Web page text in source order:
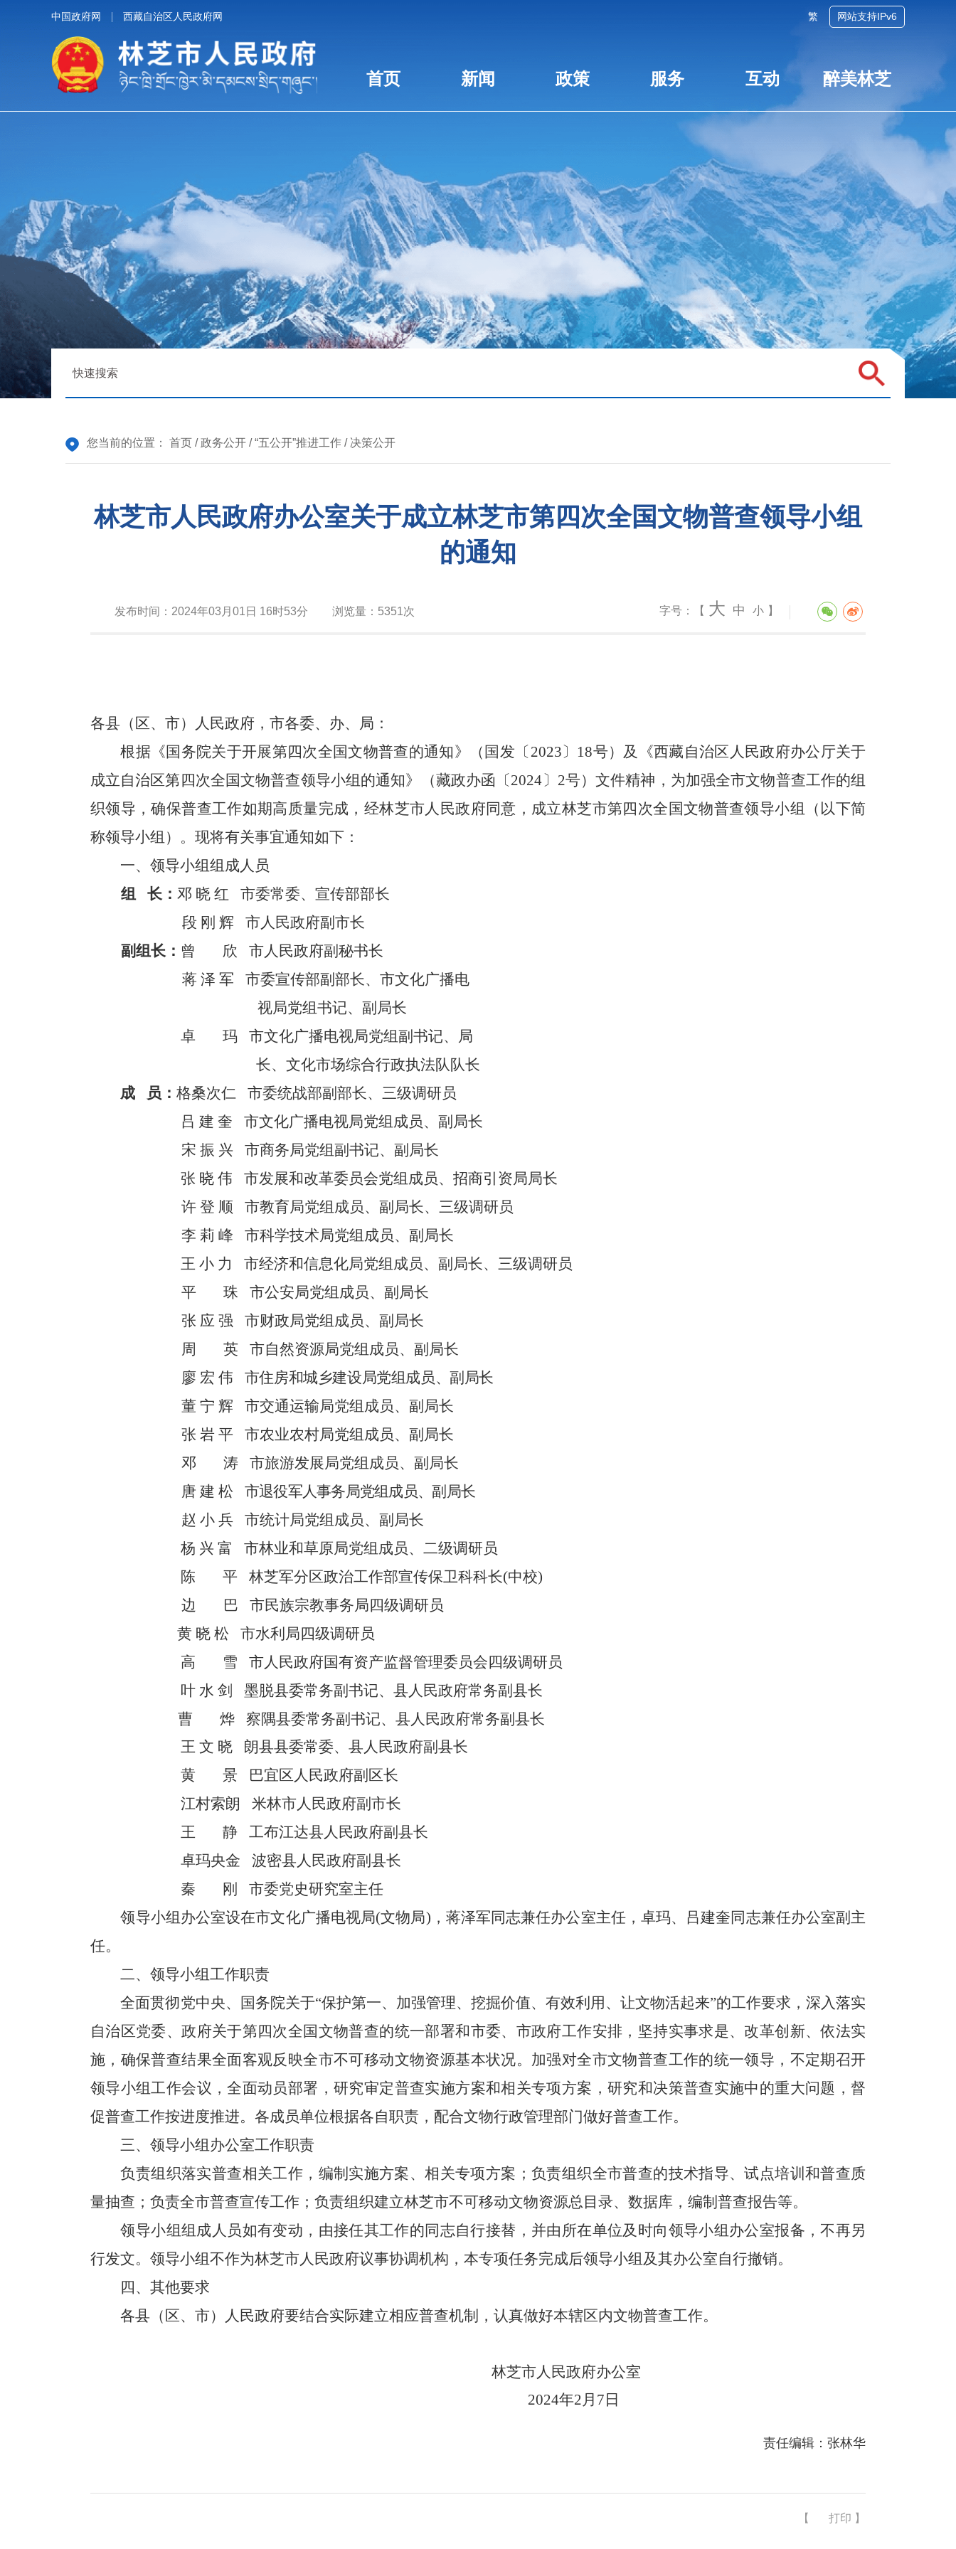
中国政府网 西藏自治区人民政府网 繁 网站支持IPv6
首页 新闻 政策 服务 互动 醉美林芝
您当前的位置： 首页 /政务公开 /“五公开”推进工作 / 决策公开
林芝市人民政府办公室关于成立林芝市第四次全国文物普查领导小组
的通知
发布时间： 2024年03月01日 16时53分 浏览量： 5351次 字号：【 大 中 小 】
各县（区、市）人民政府，市各委、办、局：
根据《国务院关于开展第四次全国文物普查的通知》（国发〔 2023〕 18号）及《西藏自治区人民政府办公厅关于
成立自治区第四次全国文物普查领导小组的通知》（藏政办函〔2024〕 2号）文件精神，为加强全市文物普查工作的组
织领导，确保普查工作如期高质量完成，经林芝市人民政府同意，成立林芝市第四次全国文物普查领导小组（以下简
称领导小组）。现将有关事宜通知如下：
一、领导小组组成人员
组
长： 邓 晓 红 市委常委、宣传部部长
段 刚 辉
市人民政府副市长
副组长： 曾 欣 市人民政府副秘书长
蒋 泽 军
市委宣传部副部长、 市文化广播电
视局党组书记、副局长
卓
玛
市文化广播电视局党组副书记、局
长、文化市场综合行政执法队队长
成
员：格桑次仁 市委统战部副部长、三级调研员
吕 建 奎
市文化广播电视局党组成员、副局长
宋 振 兴 市商务局党组副书记、副局长
张 晓 伟
市发展和改革委员会党组成员、招商引资局局长
许 登 顺
市教育局党组成员、副局长、三级调研员
李 莉 峰
市科学技术局党组成员、副局长
王 小 力
市经济和信息化局党组成员、副局长、三级调研员
平
珠 市公安局党组成员、副局长
张 应 强 市财政局党组成员、副局长
周
英
市自然资源局党组成员、副局长
廖 宏 伟
市住房和城乡建设局党组成员、副局长
董 宁 辉
市交通运输局党组成员、副局长
张 岩 平 市农业农村局党组成员、副局长
邓
涛 市旅游发展局党组成员、副局长
唐 建 松 市退役军人事务局党组成员、副局长
赵 小 兵
市统计局党组成员、副局长
杨 兴 富
市林业和草原局党组成员、二级调研员
陈
平 林芝军分区政治工作部宣传保卫科科长(中校)
边
巴 市民族宗教事务局四级调研员
黄 晓 松 市水利 局四级调研员
高
雪 市人民政府国有资产监督管理委员会四级调研员
叶 水 剑
墨脱县委常务副书记、县人民政府常务副县长
曹
烨
察隅县委常务副书记、县人民政府常务副县长
王 文 晓
朗县县委常委、县人民政府副县长
黄
景
巴宜区人民政府副区长
江村索朗
米林市人民政府副市长
王
静
工布江达县人民政府副县长
卓玛央金
波密县人民政府副县长
秦
刚
市委党史研究室主任
领导小组办公室设在市文化广播电视局(文物局) ，蒋泽军同志兼任办公室主任，卓玛、吕建奎同志兼任办公室副主
任。
二、领导小组工作职责
全面贯彻党中央、国务院关于“保护第一、加强管理、挖掘价值、有效利用、让文物活起来”的工作要求，深入落实
自治区党委、政府关于第四次全国文物普查的统一部署和市委、市政府工作安排，坚持实事求是、改革创新、依法实
施，确保普查结果全面客观反映全市不可移动文物资源基本状况。加强对全市文物普查工作的统一领导，不定期召开
领导小组工作会议，全面动员部署，研究审定普查实施方案和相关专项方案，研究和决策普查实施中的重大问题，督
促普查工作按进度推进。各成员单位根据各自职责，配合文物行政管理部门做好普查工作。
三、领导小组办公室工作职责
负责组织落实普查相关工作，编制实施方案、相关专项方案；负责组织全市普查的技术指导、试点培训和普查质
量抽查；负责全市普查宣传工作；负责组织建立林芝市不可移动文物资源总目录、数据库，编制普查报告等。
领导小组组成人员如有变动，由接任其工作的同志自行接替，并由所在单位及时向领导小组办公室报备，不再另
行发文。领导小组不作为林芝市人民政府议事协调机构，本专项任务完成后领导小组及其办公室自行撤销。
四、其他要求
各县（区、市）人民政府要结合实际建立相应普查机制，认真做好本辖区内文物普查工作。
林芝市人民政府办公室
2024年2月 7 日
责任编辑：张林华
【 打印 】